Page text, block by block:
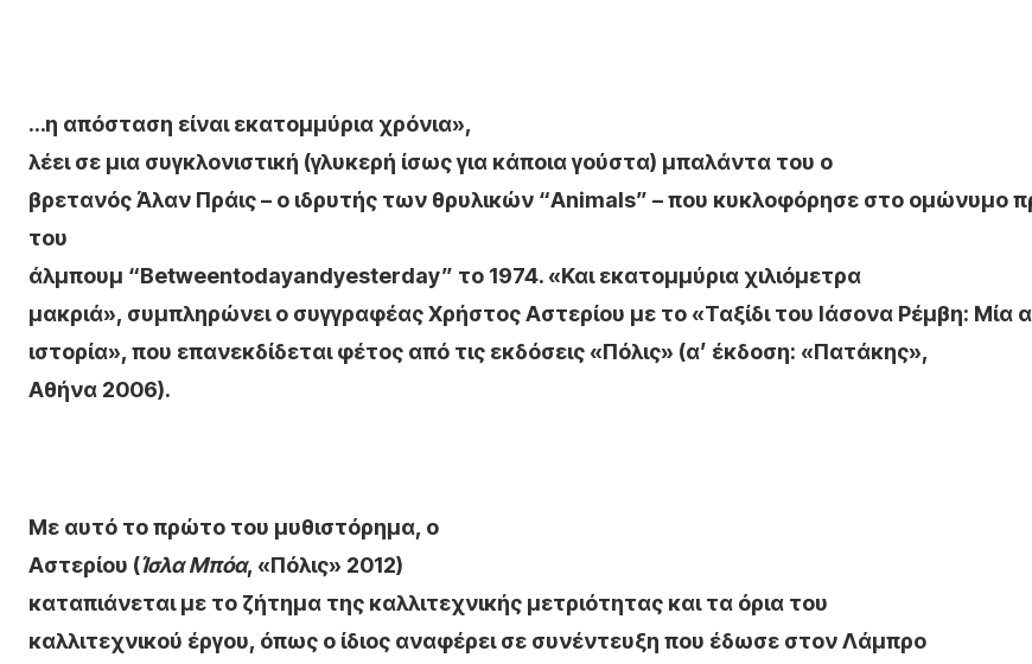
…η απόσταση είναι εκατομμύρια χρόνια»,
λέει σε μια συγκλονιστική (γλυκερή ίσως για κάποια γούστα) μπαλάντα του ο
βρετανός Άλαν Πράις – ο ιδρυτής των θρυλικών “Animals” – που κυκλοφόρησε στο ομώνυμο
του
άλμπουμ “Betweentodayandyesterday” το 1974. «Και εκατομμύρια χιλιόμετρα
μακριά», συμπληρώνει ο συγγραφέας Χρήστος Αστερίου με το «Ταξίδι του Ιάσονα Ρέμβη: Μία
ιστορία», που επανεκδίδεται φέτος από τις εκδόσεις «Πόλις» (α’ έκδοση: «Πατάκης»,
Αθήνα 2006).
Με αυτό το πρώτο του μυθιστόρημα, ο
Αστερίου (Ίσλα Μπόα, «Πόλις» 2012)
καταπιάνεται με το ζήτημα της καλλιτεχνικής μετριότητας και τα όρια του
καλλιτεχνικού έργου, όπως ο ίδιος αναφέρει σε συνέντευξη που έδωσε στον Λάμπρο